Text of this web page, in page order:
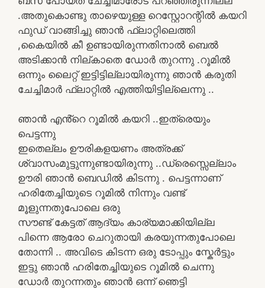
.അതുകൊണ്ടു താഴെയുള്ള റെസ്റ്റോറന്റിൽ കയറി
ഫുഡ് വാങ്ങിച്ചു ഞാൻ ഫ്ലാറ്റിലെത്തി
,കൈയിൽ കീ ഉണ്ടായിരുന്നതിനാൽ ബെൽ
അടിക്കാൻ നില്കാതെ ഡോർ തുറന്നു .റൂമിൽ
ഒന്നും ലൈറ്റ് ഇട്ടിട്ടില്ലായിരുന്നു ഞാൻ കരുതി
ചേച്ചിമാർ ഫ്ലാറ്റിൽ എത്തിയിട്ടില്ലെന്നു ..
ഞാൻ എൻ്റെ റൂമിൽ കയറി ..ഇത്രെയും
പെട്ടന്നു
ഇതെല്ലം ഊരികളയണം അത്രക്ക്
ശ്വാസംമുട്ടുന്നുണ്ടായിരുന്നു ..ഡ്രെസ്സെല്ലാം
ഊരി ഞാൻ ബെഡിൽ കിടന്നു . പെട്ടന്നാണ്
ഹരിതേച്ചിയുടെ റൂമിൽ നിന്നും വണ്ട്
മൂളുന്നതുപോലെ ഒരു
സൗണ്ട് കേട്ടത് ആദ്യം കാര്യമാക്കിയില്ല
പിന്നെ ആരോ ചെറുതായി കരയുന്നതുപോലെ
തോന്നി .. അവിടെ കിടന്ന ഒരു ടോപ്പും സ്കേർട്ടും
ഇട്ടു ഞാൻ ഹരിതേച്ചിയുടെ റൂമിൽ ചെന്നു
ഡോർ തുറന്നതും ഞാൻ ഒന്ന് ഞെട്ടി